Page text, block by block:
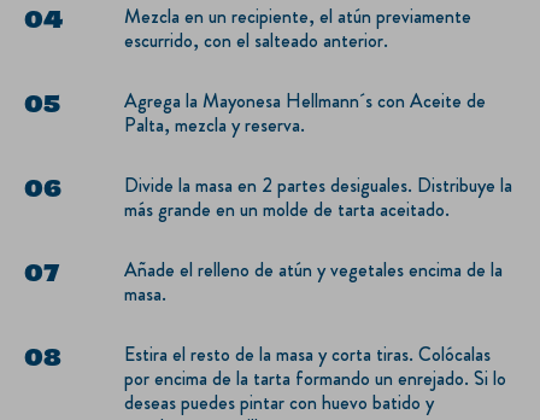
Mezcla en un recipiente, el atún previamente
escurrido, con el salteado anterior.
Agrega la Mayonesa Hellmann´s con Aceite de
Palta, mezcla y reserva.
Divide la masa en 2 partes desiguales. Distribuye la
más grande en un molde de tarta aceitado.
Añade el relleno de atún y vegetales encima de la
masa.
Estira el resto de la masa y corta tiras. Colócalas
por encima de la tarta formando un enrejado. Si lo
deseas puedes pintar con huevo batido y